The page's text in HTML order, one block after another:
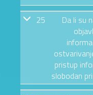
25
Da li su
pristup
slobodan